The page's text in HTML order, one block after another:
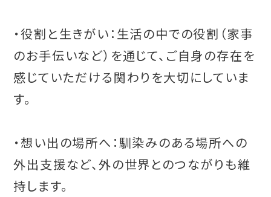
・役割と生きがい：生活の中での役割（家事
のお手伝いなど）を通じて、ご自身の存在を
感じていただける関わりを大切にしていま
す。
・想い出の場所へ：馴染みのある場所への
外出支援など、外の世界とのつながりも維
持します。